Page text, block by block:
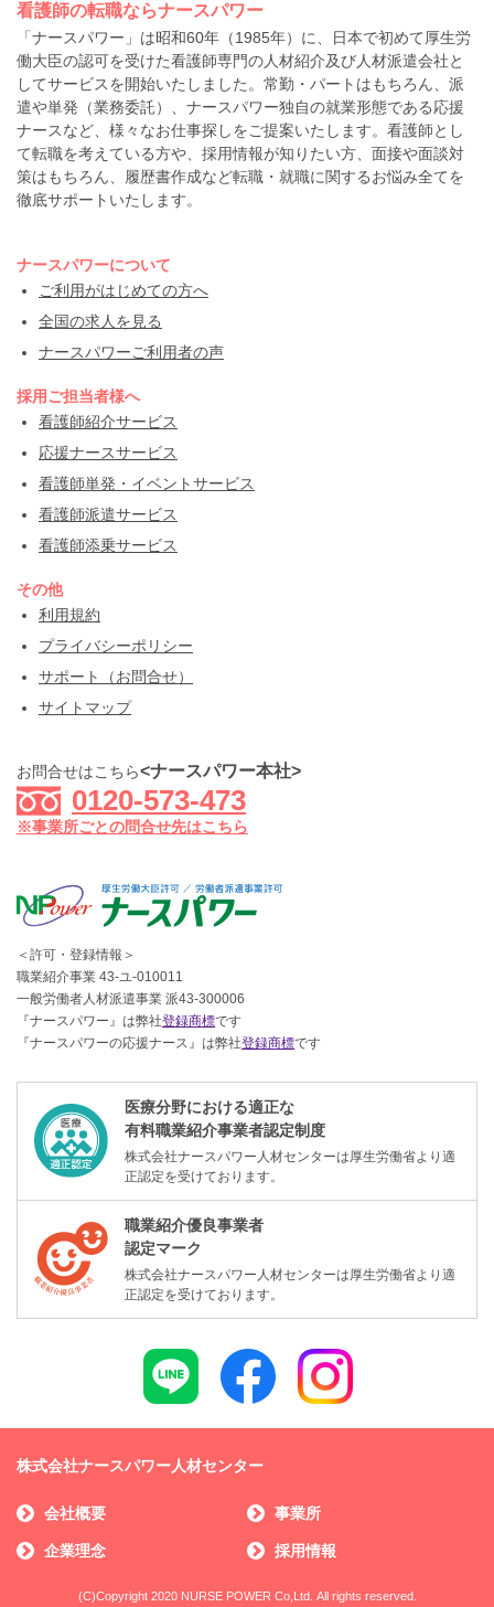
看護師の転職ならナースパワー
「ナースパワー」は昭和60年（1985年）に、日本で初めて厚生労
働大臣の認可を受けた看護師専門の人材紹介及び人材派遣会社と
してサービスを開始いたしました。常勤・パートはもちろん、派
遣や単発（業務委託）、ナースパワー独自の就業形態である応援
ナースなど、様々なお仕事探しをご提案いたします。看護師とし
て転職を考えている方や、採用情報が知りたい方、面接や面談対
策はもちろん、履歴書作成など転職・就職に関するお悩み全てを
徹底サポートいたします。
ナースパワーについて
ご利用がはじめての方へ
全国の求人を見る
ナースパワーご利用者の声
採用ご担当者様へ
看護師紹介サービス
応援ナースサービス
看護師単発・イベントサービス
看護師派遣サービス
看護師添乗サービス
その他
利用規約
プライバシーポリシー
サポート（お問合せ）
サイトマップ
お問合せはこちら<ナースパワー本社>
0120-573-473
※事業所ごとの問合せ先はこちら
＜許可・登録情報＞
職業紹介事業 43-ユ-010011
一般労働者人材派遣事業 派43-300006
『ナースパワー』は弊社登録商標です
『ナースパワーの応援ナース』は弊社登録商標です
医療分野における適正な
有料職業紹介事業者認定制度
株式会社ナースパワー人材センターは厚生労働省より適
正認定を受けております。
職業紹介優良事業者
認定マーク
株式会社ナースパワー人材センターは厚生労働省より適
正認定を受けております。
株式会社ナースパワー人材センター
会社概要 事業所
企業理念 採用情報
(C)Copyright 2020 NURSE POWER Co,Ltd. All rights reserved.